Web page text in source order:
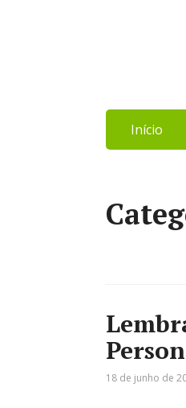
Início
18 de junho de